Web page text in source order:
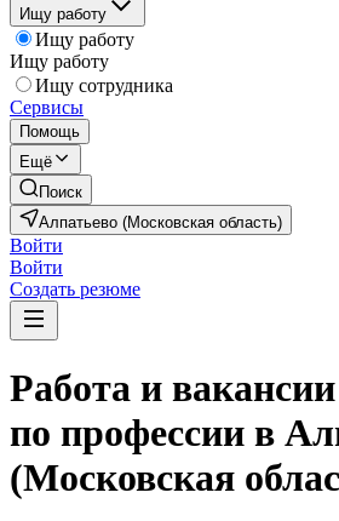
Ищу работу
Ищу работу
Ищу работу
Ищу сотрудника
Сервисы
Помощь
Ещё
Поиск
Алпатьево (Московская область)
Войти
Войти
Создать резюме
Работа и вакансии
по профессии в
(Московская